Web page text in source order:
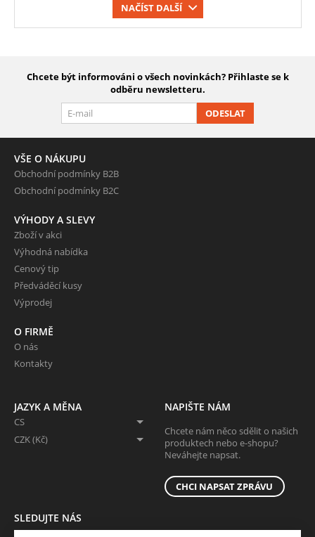
NAČÍST DALŠÍ
Chcete být informováni o všech novinkách? Přihlaste se k
odběru newsletteru.
ODESLAT
VŠE O NÁKUPU
Obchodní podmínky B2B
Obchodní podmínky B2C
VÝHODY A SLEVY
Zboží v akci
Výhodná nabídka
Cenový tip
Předváděcí kusy
Výprodej
O FIRMĚ
O nás
Kontakty
JAZYK A MĚNA
CS
CZK (Kč)
NAPIŠTE NÁM
Chcete nám něco sdělit o našich
produktech nebo e-shopu?
Neváhejte napsat.
CHCI NAPSAT ZPRÁVU
SLEDUJTE NÁS